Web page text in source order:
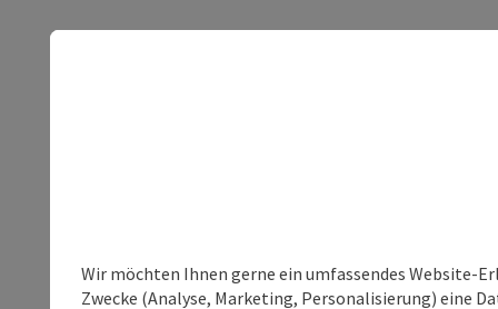
Wir möchten Ihnen gerne ein umfassendes Website-
Zwecke (Analyse, Marketing, Personalisierung) eine